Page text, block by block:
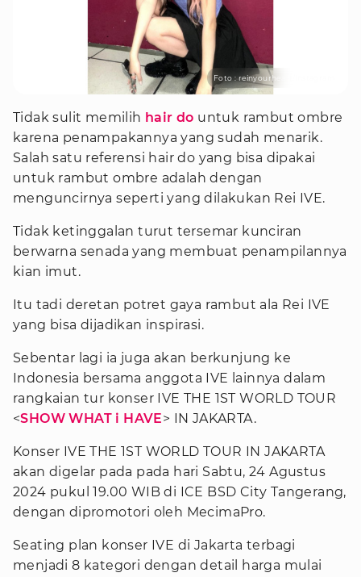
Foto : reinyourheart/instagram
Tidak sulit memilih hair do untuk rambut ombre
karena penampakannya yang sudah menarik.
Salah satu referensi hair do yang bisa dipakai
untuk rambut ombre adalah dengan
menguncirnya seperti yang dilakukan Rei IVE.
Tidak ketinggalan turut tersemar kunciran
berwarna senada yang membuat penampilannya
kian imut.
Itu tadi deretan potret gaya rambut ala Rei IVE
yang bisa dijadikan inspirasi.
Sebentar lagi ia juga akan berkunjung ke
Indonesia bersama anggota IVE lainnya dalam
rangkaian tur konser IVE THE 1ST WORLD TOUR
<SHOW WHAT i HAVE> IN JAKARTA.
Konser IVE THE 1ST WORLD TOUR IN JAKARTA
akan digelar pada pada hari Sabtu, 24 Agustus
2024 pukul 19.00 WIB di ICE BSD City Tangerang,
dengan dipromotori oleh MecimaPro.
Seating plan konser IVE di Jakarta terbagi
menjadi 8 kategori dengan detail harga mulai